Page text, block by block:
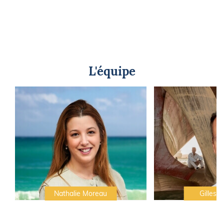
L'équipe
Nathalie Moreau Gilles